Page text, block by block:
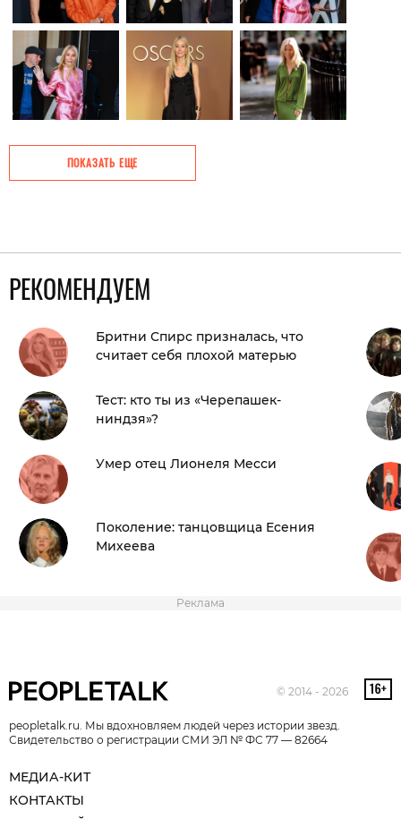
ПОКАЗАТЬ ЕЩЕ
РЕКОМЕНДУЕМ
Бритни Спирс призналась, что
считает себя плохой матерью
Тест: кто ты из «Черепашек-
ниндзя»?
Умер отец Лионеля Месси
Поколение: танцовщица Есения
Михеева
Реклама
© 2014 - 2026
peopletalk.ru. Мы вдохновляем людей через истории звезд.
Свидетельство о регистрации СМИ ЭЛ № ФС 77 — 82664
МЕДИА-КИТ
КОНТАКТЫ